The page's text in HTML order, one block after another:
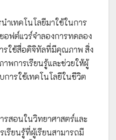
เทคโนโลยีมาใช้ในการ
อฟต์แวร์จำลองการทดลอง
รใช้สื่อดิจิทัลที่มีคุณภาพ สิ่ง
าพการเรียนรู้และช่วยให้ผู้
การใช้เทคโนโลยีในชีวิต
รสอนในวิทยาศาสตร์และ
รียนรู้ที่ผู้เรียนสามารถมี